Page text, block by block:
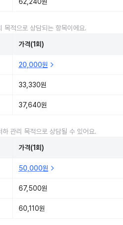
목적으로 상담되는 항목이에요.
가격(1회)
20,000원
33,330원
37,640원
관리 목적으로 상담될 수 있어요.
가격(1회)
50,000원
67,500원
60,110원